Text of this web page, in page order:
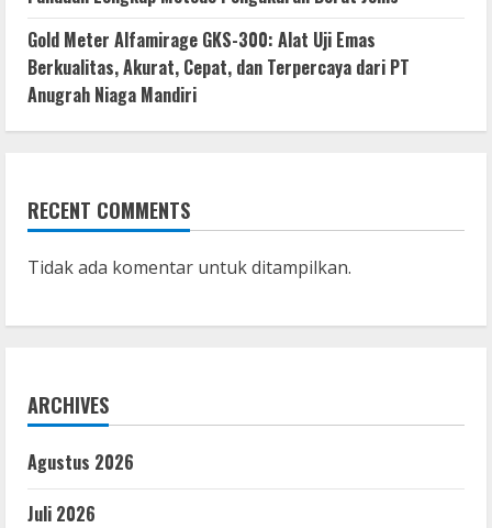
Gold Meter Alfamirage GKS-300: Alat Uji Emas
Berkualitas, Akurat, Cepat, dan Terpercaya dari PT
Anugrah Niaga Mandiri
RECENT COMMENTS
Tidak ada komentar untuk ditampilkan.
ARCHIVES
Agustus 2026
Juli 2026